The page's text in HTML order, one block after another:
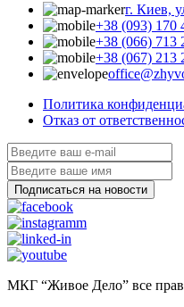
г. Киев,
+38 (093) 170
+38 (066) 713
+38 (067) 213
Политика
Отказ от
МКГ “Живое Дело” все